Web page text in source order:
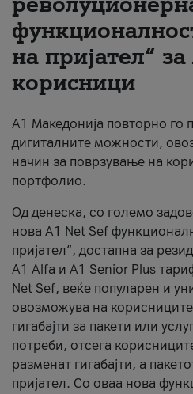
За нас
#ПодобарОнлајн
на пријател“
корисници
А1 Македонија повторно го
дигиталните можности,
начин за поврзување на
портфолио.
Од денеска, со големо
нова A1 Net Sef
пријател“, достапна за
А1 Alfa и A1 Senior Plus
Net Sef, веќе популарен и
овозможува на
гигабајти за пакети или
потреби, отсега
разменат гигабајти, а
пријател. Со оваа нова